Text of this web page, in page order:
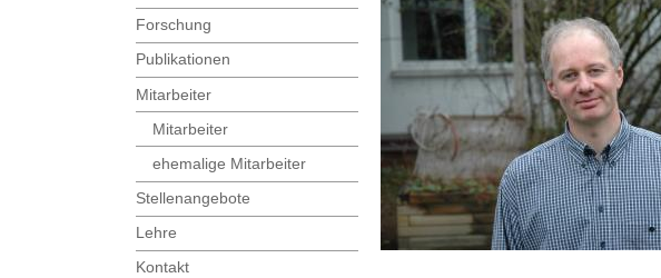
Forschung
Publikationen
Mitarbeiter
Mitarbeiter
ehemalige Mitarbeiter
Stellenangebote
Lehre
Kontakt